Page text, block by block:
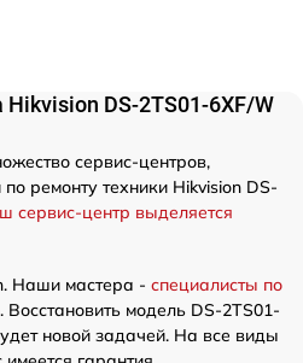
DS-2TS01-6XF/W
сервис-центров,
ремонту техники Hikvision DS-
сервис-центр выделяется
Наши мастера - специалисты по
. Восстановить модель DS-2TS01-
новой задачей. На все виды